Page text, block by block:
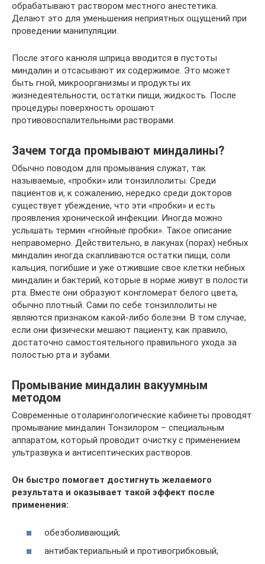
обрабатывают раствором местного анестетика.
Делают это для уменьшения неприятных ощущений при
проведении манипуляции.
После этого канюля шприца вводится в пустоты
миндалин и отсасывают их содержимое. Это может
быть гной, микроорганизмы и продукты их
жизнедеятельности, остатки пищи, жидкость. После
процедуры поверхность орошают
противовоспалительными растворами.
Зачем тогда промывают миндалины?
Обычно поводом для промывания служат, так
называемые, «пробки» или тонзиллолиты. Среди
пациентов и, к сожалению, нередко среди докторов
существует убеждение, что эти «пробки» и есть
проявления хронической инфекции. Иногда можно
услышать термин «гнойные пробки». Такое описание
неправомерно. Действительно, в лакунах (порах) небных
миндалин иногда скапливаются остатки пищи, соли
кальция, погибшие и уже отжившие свое клетки небных
миндалин и бактерий, которые в норме живут в полости
рта. Вместе они образуют конгломерат белого цвета,
обычно плотный. Сами по себе тонзиллолиты не
являются признаком какой-либо болезни. В том случае,
если они физически мешают пациенту, как правило,
достаточно самостоятельного правильного ухода за
полостью рта и зубами.
Промывание миндалин вакуумным
методом
Современные отоларингологические кабинеты проводят
промывание миндалин Тонзилором – специальным
аппаратом, который проводит очистку с применением
ультразвука и антисептических растворов.
Он быстро помогает достигнуть желаемого
результата и оказывает такой эффект после
применения:
обезболивающий;
антибактериальный и противогрибковый;